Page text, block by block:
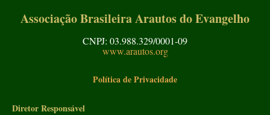
Associação Brasileira Arautos do Evangelho
CNPJ: 03.988.329/0001-09
www.arautos.org
Política de Privacidade
Diretor Responsável